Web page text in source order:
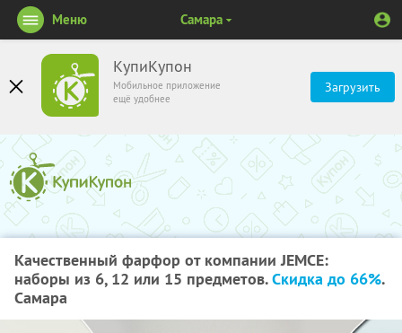
КупиКупон
Мобильное приложение
ещё удобнее
Загрузить
Меню Самара
Качественный фарфор от компании JEMCE:
наборы из 6, 12 или 15 предметов.Скидка до 66%.
Самара